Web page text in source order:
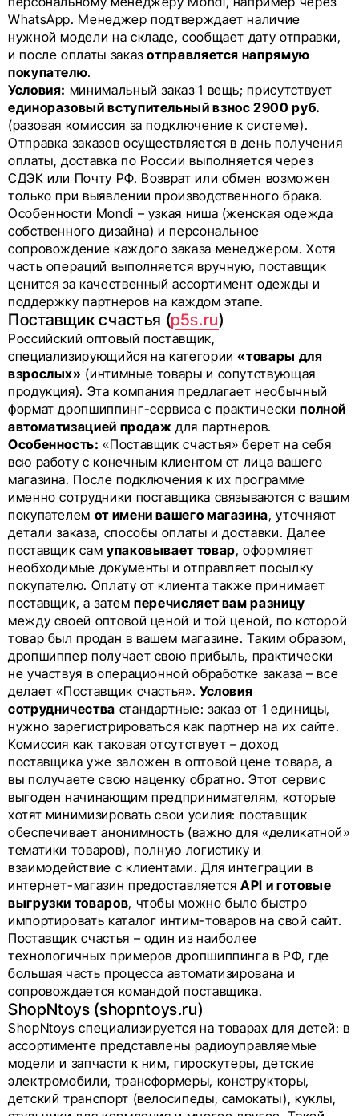
WhatsApp. Менеджер подтверждает наличие
нужной модели на складе, сообщает дату отправки,
и после оплаты заказотправляется напрямую
покупателю.
Условия: минимальный заказ 1 вещь; присутствует
единоразовый вступительный взнос 2900 руб.
(разовая комиссия за подключение к системе).
Отправка заказов осуществляется в день получения
оплаты, доставка по России выполняется через
СДЭК или Почту РФ. Возврат или обмен возможен
только при выявлении производственного брака.
Особенности Mondi – узкая ниша (женская одежда
собственного дизайна) и персональное
сопровождение каждого заказа менеджером. Хотя
часть операций выполняется вручную, поставщик
ценится за качественный ассортимент одежды и
поддержку партнеров на каждом этапе.
Поставщик счастья (p5s.ru)
Российский оптовый поставщик,
специализирующийся на категории«товары для
взрослых» (интимные товары и сопутствующая
продукция). Эта компания предлагает необычный
формат дропшиппинг-сервиса с практическиполной
автоматизацией продаж для партнеров.
Особенность: «Поставщик счастья» берет на себя
всю работу с конечным клиентом от лица вашего
магазина. После подключения к их программе
именно сотрудники поставщика связываются с вашим
покупателем от имени вашего магазина, уточняют
детали заказа, способы оплаты и доставки. Далее
поставщик сам упаковывает товар, оформляет
необходимые документы и отправляет посылку
покупателю. Оплату от клиента также принимает
поставщик, а затемперечисляет вам разницу
между своей оптовой ценой и той ценой, по которой
товар был продан в вашем магазине. Таким образом,
дропшиппер получает свою прибыль, практически
не участвуя в операционной обработке заказа – все
делает «Поставщик счастья». Условия
сотрудничества стандартные: заказ от 1 единицы,
нужно зарегистрироваться как партнер на их сайте.
Комиссия как таковая отсутствует – доход
поставщика уже заложен в оптовой цене товара, а
вы получаете свою наценку обратно. Этот сервис
выгоден начинающим предпринимателям, которые
хотят минимизировать свои усилия: поставщик
обеспечивает анонимность (важно для «деликатной»
тематики товаров), полную логистику и
взаимодействие с клиентами. Для интеграции в
интернет-магазин предоставляетсяAPI и готовые
выгрузки товаров, чтобы можно было быстро
импортировать каталог интим-товаров на свой сайт.
Поставщик счастья – один из наиболее
технологичных примеров дропшиппинга в РФ, где
большая часть процесса автоматизирована и
сопровождается командой поставщика.
ShopNtoys (shopntoys.ru)
ShopNtoys специализируется на товарах для детей: в
ассортименте представлены радиоуправляемые
модели и запчасти к ним, гироскутеры, детские
электромобили, трансформеры, конструкторы,
детский транспорт (велосипеды, самокаты), куклы,